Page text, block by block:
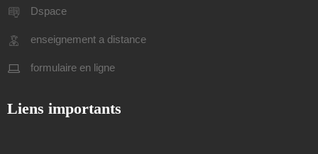
Dspace
enseignement a distance
formulaire en ligne
Liens importants